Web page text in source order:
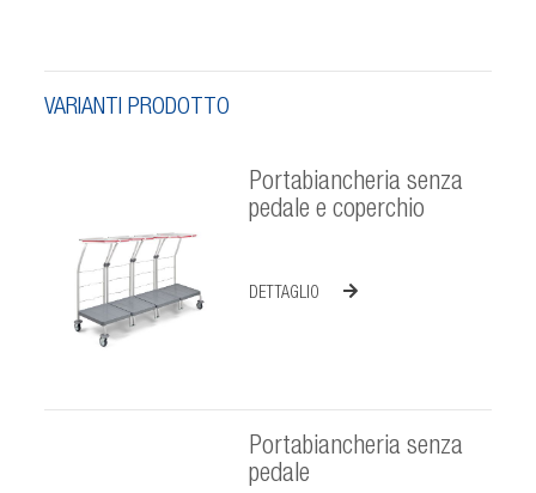
VARIANTI PRODOTTO
Portabiancheria senza
pedale e coperchio
DETTAGLIO
Portabiancheria senza
pedale